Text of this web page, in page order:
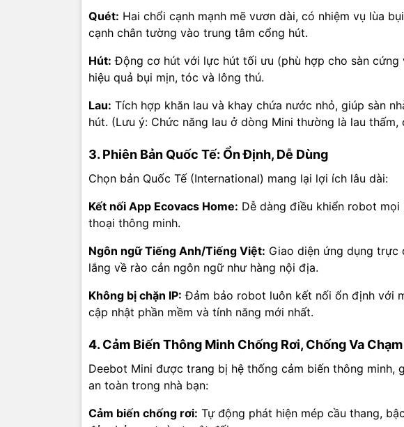
Quét: Hai chổi cạnh mạnh mẽ vươn dài, có nhiệm vụ lùa
cạnh chân tường vào trung tâm cổng hút.
Hút: Động cơ hút với lực hút tối ưu (phù hợp cho sàn cứng
hiệu quả bụi mịn, tóc và lông thú.
Lau: Tích hợp khăn lau và khay chứa nước nhỏ, giúp sàn
hút. (Lưu ý: Chức năng lau ở dòng Mini thường là lau thấm,
3. Phiên Bản Quốc Tế: Ổn Định, Dễ Dùng
Chọn bản Quốc Tế (International) mang lại lợi ích lâu dài:
Kết nối App Ecovacs Home: Dễ dàng điều khiển robot
thoại thông minh.
Ngôn ngữ Tiếng Anh/Tiếng Việt: Giao diện ứng dụng trực
lắng về rào cản ngôn ngữ như hàng nội địa.
Không bị chặn IP: Đảm bảo robot luôn kết nối ổn định với
cập nhật phần mềm và tính năng mới nhất.
4. Cảm Biến Thông Minh Chống Rơi, Chống Va Chạm
Deebot Mini được trang bị hệ thống cảm biến thông minh,
an toàn trong nhà bạn:
Cảm biến chống rơi: Tự động phát hiện mép cầu thang,
không quen sử dụng
việc.
Thông Số Kỹ Thuật
Tính Năng
Kích thước (Đường kính x
Cao)
Chức năng
Điều khiển
Kết nối